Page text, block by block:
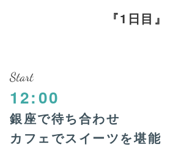
1日目
Start
12:00
銀座で待ち合わせ
カフェでスイーツを堪能